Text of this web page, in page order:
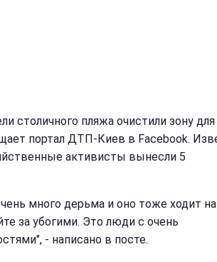
столичного пляжа очистили зону для
портал ДТП-Киев в Facebook.
активисты вынесли 5
много дерьма и оно тоже ходит
за убогими. Это люди с очень
- написано в посте.